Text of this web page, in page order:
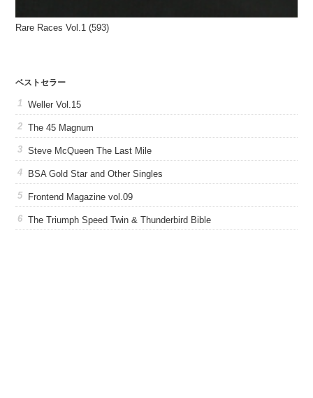
Rare Races Vol.1 (593)
ベストセラー
Weller Vol.15
The 45 Magnum
Steve McQueen The Last Mile
BSA Gold Star and Other Singles
Frontend Magazine vol.09
The Triumph Speed Twin & Thunderbird Bible